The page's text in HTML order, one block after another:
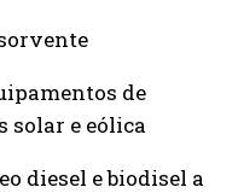
de
solar e eólica
diesel e biodisel a